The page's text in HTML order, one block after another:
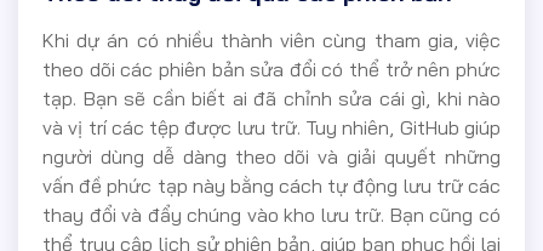
Khi dự án có nhiều thành viên cùng tham gia, việc
theo dõi các phiên bản sửa đổi có thể trở nên phức
tạp. Bạn sẽ cần biết ai đã chỉnh sửa cái gì, khi nào
và vị trí các tệp được lưu trữ. Tuy nhiên, GitHub giúp
người dùng dễ dàng theo dõi và giải quyết những
vấn đề phức tạp này bằng cách tự động lưu trữ các
thay đổi và đẩy chúng vào kho lưu trữ. Bạn cũng có
thể truy cập lịch sử phiên bản, giúp bạn phục hồi lại